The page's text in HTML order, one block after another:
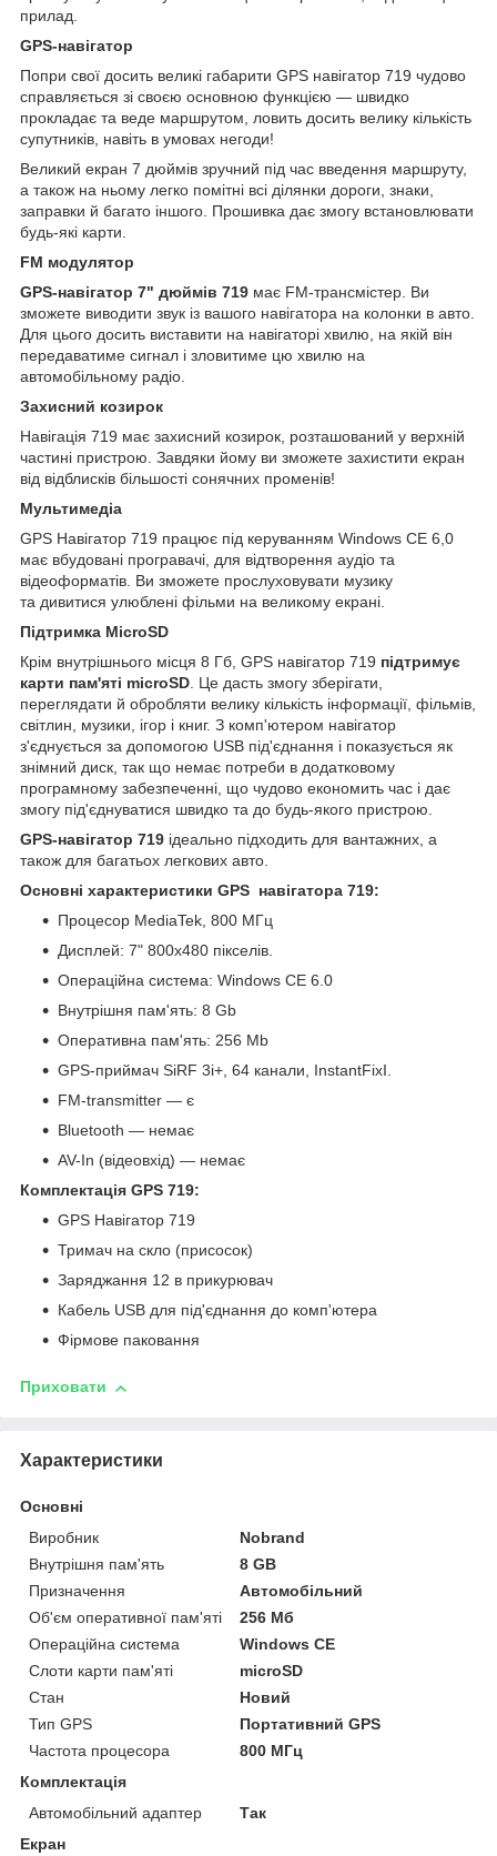
прилад.
GPS-навігатор
Попри свої досить великі габарити GPS навігатор 719 чудово
справляється зі своєю основною функцією — швидко
прокладає та веде маршрутом, ловить досить велику кількість
супутників, навіть в умовах негоди!
Великий екран 7 дюймів зручний під час введення маршруту,
а також на ньому легко помітні всі ділянки дороги, знаки,
заправки й багато іншого. Прошивка дає змогу встановлювати
будь-які карти.
FM модулятор
GPS-навігатор 7" дюймів 719 має FM-трансмістер. Ви
зможете виводити звук із вашого навігатора на колонки в авто.
Для цього досить виставити на навігаторі хвилю, на якій він
передаватиме сигнал і зловитиме цю хвилю на
автомобільному радіо.
Захисний козирок
Навігація 719 має захисний козирок, розташований у верхній
частині пристрою. Завдяки йому ви зможете захистити екран
від відблисків більшості сонячних променів!
Мультимедіа
GPS Навігатор 719 працює під керуванням Windows CE 6,0
має вбудовані програвачі, для відтворення аудіо та
відеоформатів. Ви зможете прослуховувати музику
та дивитися улюблені фільми на великому екрані.
Підтримка MicroSD
Крім внутрішнього місця 8 Гб, GPS навігатор 719 підтримує
карти пам'яті microSD. Це дасть змогу зберігати,
переглядати й обробляти велику кількість інформації, фільмів,
світлин, музики, ігор і книг. З комп'ютером навігатор
з'єднується за допомогою USB під'єднання і показується як
знімний диск, так що немає потреби в додатковому
програмному забезпеченні, що чудово економить час і дає
змогу під'єднуватися швидко та до будь-якого пристрою.
GPS-навігатор 719 ідеально підходить для вантажних, а
також для багатьох легкових авто.
Основні характеристики GPS навігатора 719:
Процесор MediaTek, 800 МГц
Дисплей: 7" 800x480 пікселів.
Операційна система: Windows CE 6.0
Внутрішня пам'ять: 8 Gb
Оперативна пам'ять: 256 Mb
GPS-приймач SiRF 3i+, 64 канали, InstantFixI.
FM-transmitter — є
Bluetooth — немає
AV-In (відеовхід) — немає
Комплектація GPS 719:
GPS Навігатор 719
Тримач на скло (присосок)
Заряджання 12 в прикурювач
Кабель USB для під'єднання до комп'ютера
Фірмове паковання
Приховати
Характеристики
Основні
Виробник
Nobrand
Внутрішня пам'ять
8 GB
Призначення
Автомобільний
Об'єм оперативної пам'яті
256 Мб
Операційна система
Windows CE
Слоти карти пам'яті
microSD
Стан
Новий
Тип GPS
Портативний GPS
Частота процесора
800 МГц
Комплектація
Автомобільний адаптер
Так
Екран